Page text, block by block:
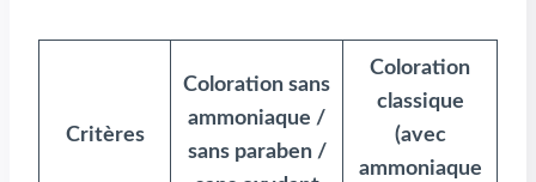
Critères
Coloration sans
ammoniaque /
sans paraben /
Coloration
classique
(avec
ammoniaque